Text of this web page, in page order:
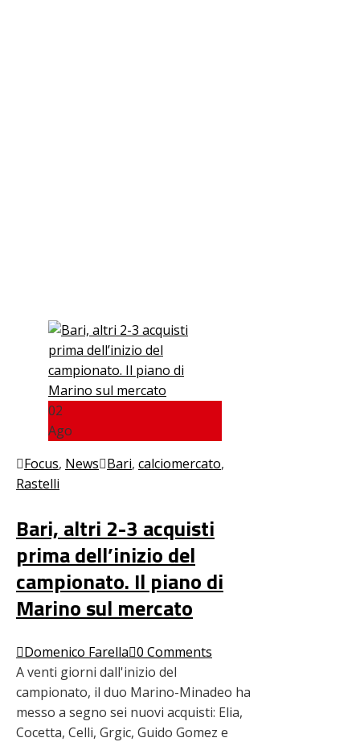
02
Ago
Focus, News Bari, calciomercato,
Rastelli
Bari, altri 2-3 acquisti
prima dell’inizio del
campionato. Il piano di
Marino sul mercato
Domenico Farella 0 Comments
A venti giorni dall'inizio del
campionato, il duo Marino-Minadeo ha
messo a segno sei nuovi acquisti: Elia,
Cocetta, Celli, Grgic, Guido Gomez e